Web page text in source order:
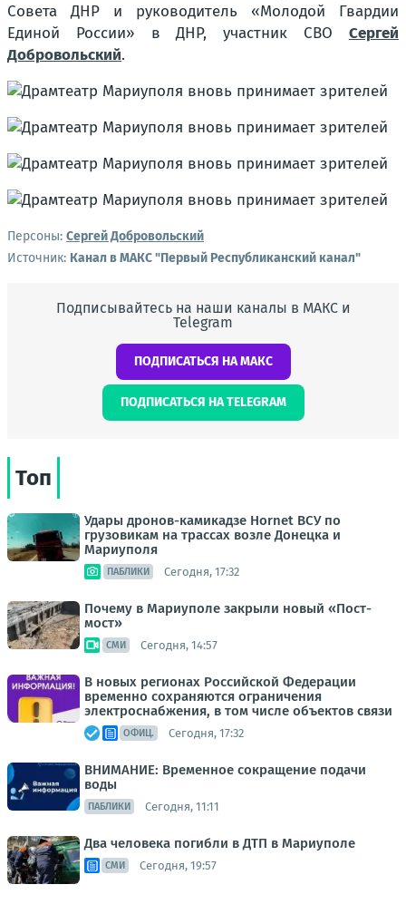
Совета ДНР и руководитель «Молодой Гвардии
Единой России» в ДНР, участник СВО Сергей
Добровольский.
Персоны: Сергей Добровольский
Источник: Канал в МАКС "Первый Республиканский канал"
Подписывайтесь на наши каналы в МАКС и
Telegram
ПОДПИСАТЬСЯ НА МАКС
ПОДПИСАТЬСЯ НА TELEGRAM
Топ
Удары дронов-камикадзе Hornet ВСУ по
грузовикам на трассах возле Донецка и
Мариуполя
ПАБЛИКИ Сегодня, 17:32
Почему в Мариуполе закрыли новый «Пост-
мост»
СМИ Сегодня, 14:57
В новых регионах Российской Федерации
временно сохраняются ограничения
электроснабжения, в том числе объектов связи
ОФИЦ. Сегодня, 17:32
ВНИМАНИЕ: Временное сокращение подачи
воды
ПАБЛИКИ Сегодня, 11:11
Два человека погибли в ДТП в Мариуполе
СМИ Сегодня, 19:57